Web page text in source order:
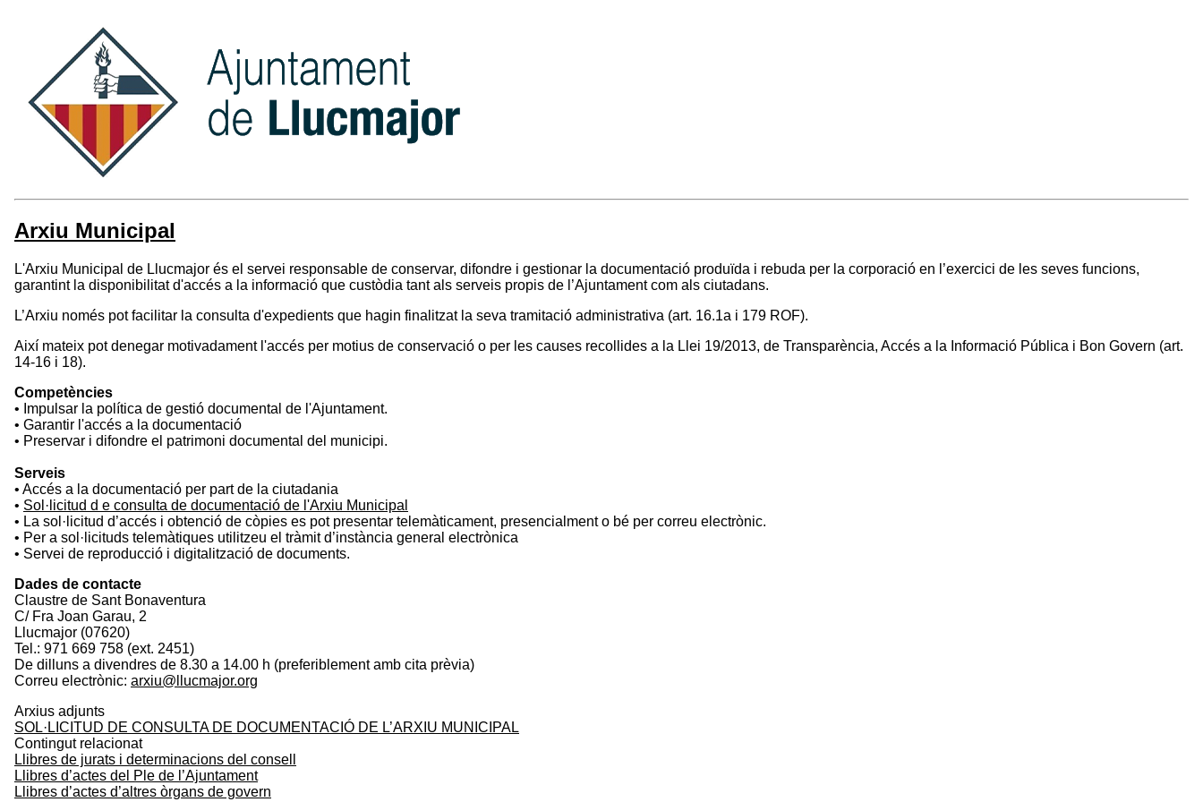
Arxiu Municipal
L'Arxiu Municipal de Llucmajor és el servei responsable de conservar, difondre i gestionar la documentació produïda i rebuda per la corporació en l’exercici de les seves funcions,
garantint la disponibilitat d'accés a la informació que custòdia tant als serveis propis de l’Ajuntament com als ciutadans.
L’Arxiu només pot facilitar la consulta d'expedients que hagin finalitzat la seva tramitació administrativa (art. 16.1a i 179 ROF).
Així mateix pot denegar motivadament l'accés per motius de conservació o per les causes recollides a la Llei 19/2013, de Transparència, Accés a la Informació Pública i Bon Govern (art.
14-16 i 18).
Competències
• Impulsar la política de gestió documental de l'Ajuntament.
• Garantir l'accés a la documentació
• Preservar i difondre el patrimoni documental del municipi.
Serveis
• Accés a la documentació per part de la ciutadania
• Sol·licitud d e consulta de documentació de l'Arxiu Municipal
• La sol·licitud d’accés i obtenció de còpies es pot presentar telemàticament, presencialment o bé per correu electrònic.
• Per a sol·licituds telemàtiques utilitzeu el tràmit d’instància general electrònica
• Servei de reproducció i digitalització de documents.
Dades de contacte
Claustre de Sant Bonaventura
C/ Fra Joan Garau, 2
Llucmajor (07620)
Tel.: 971 669 758 (ext. 2451)
De dilluns a divendres de 8.30 a 14.00 h (preferiblement amb cita prèvia)
Correu electrònic: arxiu@llucmajor.org
Arxius adjunts
SOL·LICITUD DE CONSULTA DE DOCUMENTACIÓ DE L’ARXIU MUNICIPAL
Contingut relacionat
Llibres de jurats i determinacions del consell
Llibres d’actes del Ple de l’Ajuntament
Llibres d’actes d’altres òrgans de govern